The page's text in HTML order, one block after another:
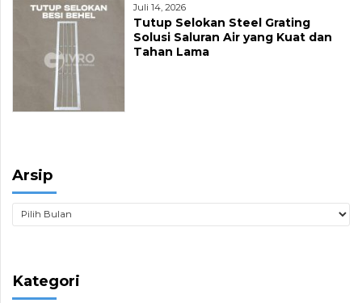
Juli 14, 2026
Tutup Selokan Steel Grating
Solusi Saluran Air yang Kuat dan
Tahan Lama
Arsip
Kategori